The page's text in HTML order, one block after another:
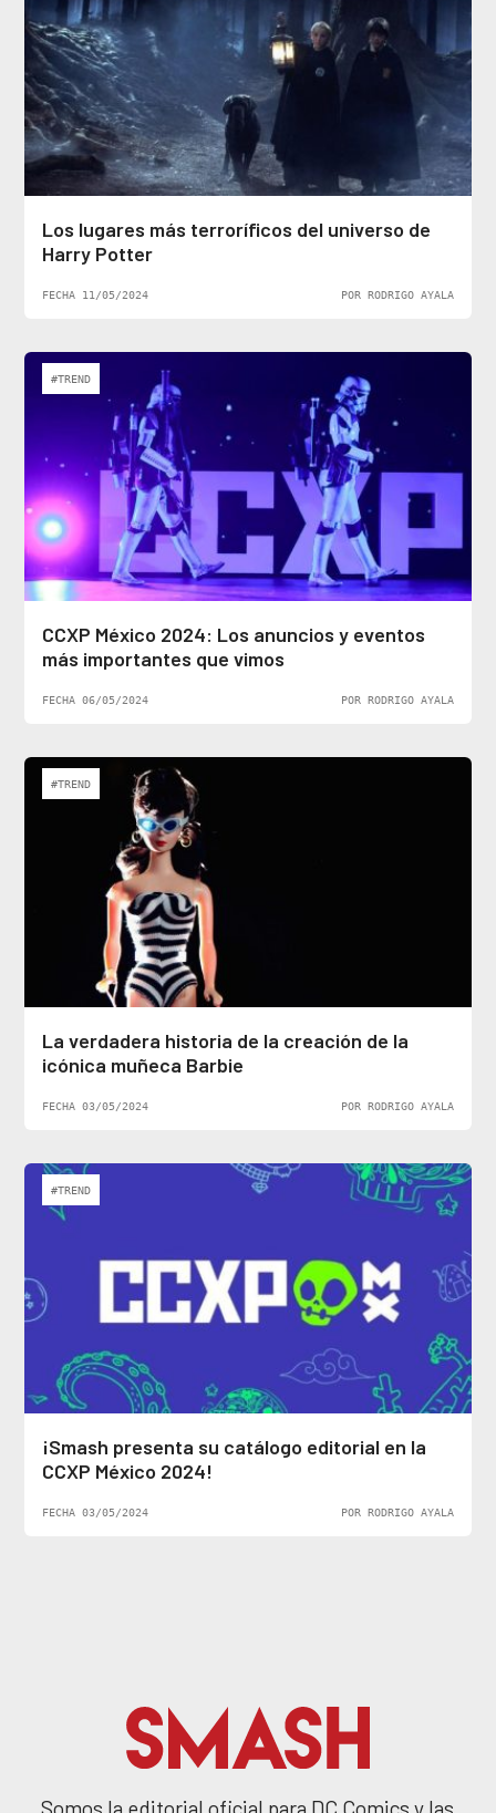
Los lugares más terroríficos del universo de
Harry Potter
FECHA 11/05/2024 POR RODRIGO AYALA
#TREND
CCXP México 2024: Los anuncios y eventos
más importantes que vimos
FECHA 06/05/2024 POR RODRIGO AYALA
#TREND
La verdadera historia de la creación de la
icónica muñeca Barbie
FECHA 03/05/2024 POR RODRIGO AYALA
#TREND
¡Smash presenta su catálogo editorial en la
CCXP México 2024!
FECHA 03/05/2024 POR RODRIGO AYALA
Somos la editorial oficial para DC Comics y las